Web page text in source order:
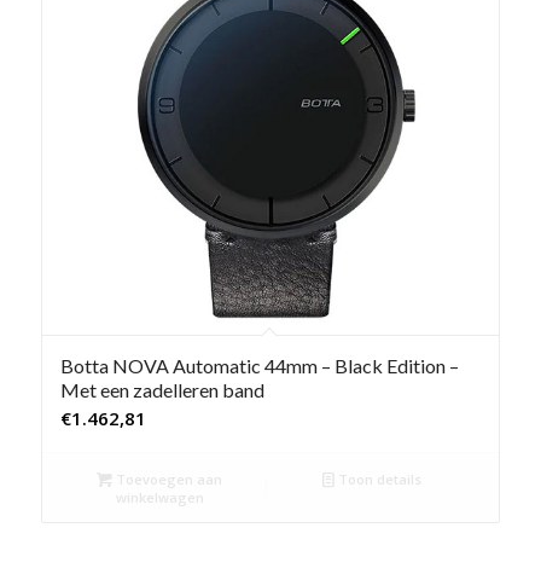
Botta NOVA Automatic 44mm – Black Edition –
Met een zadelleren band
€1.462,81
Toevoegen aan
winkelwagen
Toon details